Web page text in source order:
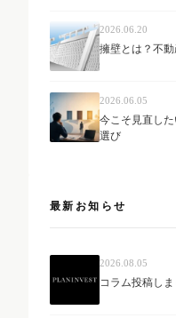
2026.06.20
擁壁とは？不
2026.06.05
今こそ見直し
選び
最新お知らせ
2026.08.05
コラム投稿しま